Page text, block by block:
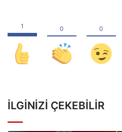
İLGINIZI ÇEKEBILIR